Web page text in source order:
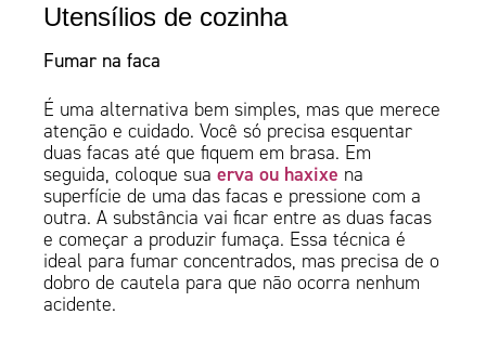
Utensílios de cozinha
Fumar na faca
É uma alternativa bem simples, mas que merece
atenção e cuidado. Você só precisa esquentar
duas facas até que fiquem em brasa. Em
seguida, coloque suaerva ou haxixe na
superfície de uma das facas e pressione com a
outra. A substância vai ficar entre as duas facas
e começar a produzir fumaça. Essa técnica é
ideal para fumar concentrados, mas precisa de o
dobro de cautela para que não ocorra nenhum
acidente.